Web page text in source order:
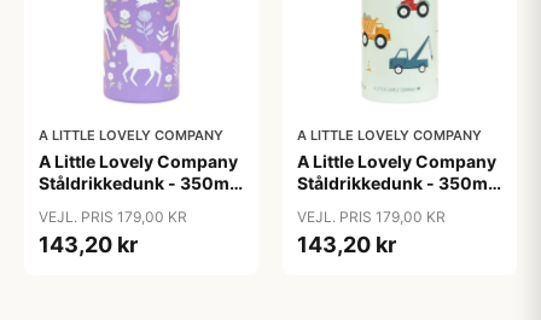
A LITTLE LOVELY COMPANY
A Little Lovely Company
Ståldrikkedunk - 350ml
VEJL. PRIS 179,00 KR
143,20 kr
A LITTLE LOVELY COMPANY
A Little Lovely Company
Ståldrikkedunk - 350ml
VEJL. PRIS 179,00 KR
143,20 kr